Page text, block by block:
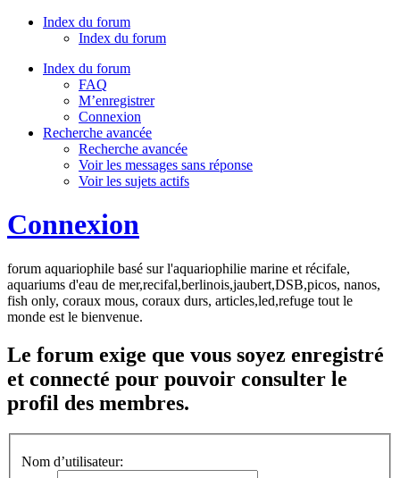
Index du forum
Index du forum
Index du forum
FAQ
M’enregistrer
Connexion
Recherche avancée
Recherche avancée
Voir les messages sans réponse
Voir les sujets actifs
Connexion
forum aquariophile basé sur l'aquariophilie marine et récifale,
aquariums d'eau de mer,recifal,berlinois,jaubert,DSB,picos, nanos,
fish only, coraux mous, coraux durs, articles,led,refuge tout le
monde est le bienvenue.
Le forum exige que vous soyez enregistré
et connecté pour pouvoir consulter le
profil des membres.
Nom d’utilisateur: